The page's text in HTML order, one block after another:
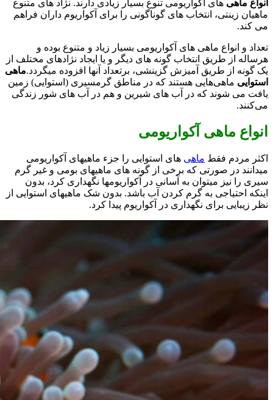
انواع ماهی های آکواریومی تنوع بسیار زیادی دارند. نژاد های متنوع
ماهیان زینتی، انتخاب های گوناگونی را برای آکواریوم داران فراهم
می کند.
تعداد و انواع ماهی های آکواریومی بسیار زیاد و متنوع بوده و
هرساله از طریق انتخاب گونه های دیگر و یا ایجاد نژادهای مختلف از
یک گونه از طریق آمیزش گزینشی، برتعداد آنها افزوده میگردد.ماهی
استوایی ماهی‌هایی هستند که در مناطق گرمسیری (استوایی) زمین
یافت می شوند که در آب‌ های شیرین و هم در آب‌ های شور زندگی
می‌کنند.
انواع ماهی آکواریومی
اکثر مردم فقط ماهی های استوایی را جزء ماهیهای آکواریومی
میدانند در صورتی که برخی از گونه های ماهیهای بومی و غیر گرم
سیری را نیز میتوان به آسانی در آکواریومها نگهداری کرد، بدون
اینکه احتیاجی به گرم کردن آب باشد. بدون شک ماهیهای استوایی از
نظر زیبایی برای نگهداری در آکواریوم پیدا کرد.